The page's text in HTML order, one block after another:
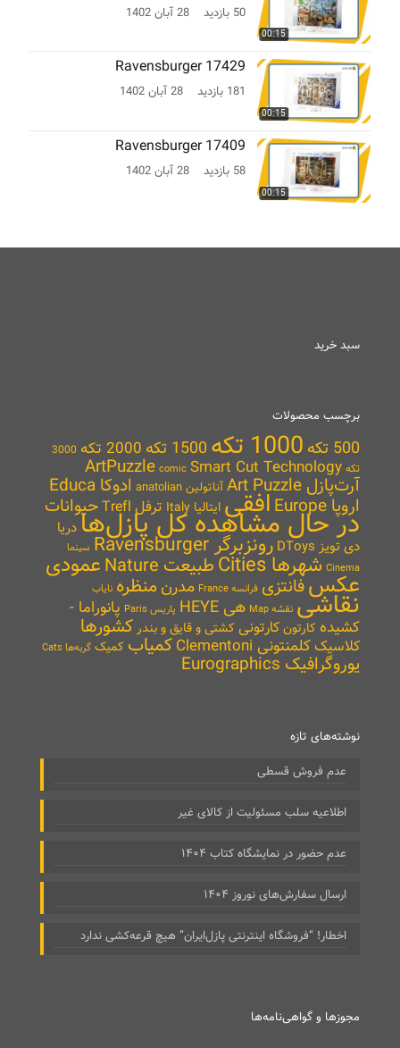
00:15
50 بازدید 28 آبان 1402
00:15
Ravensburger 17429
181 بازدید 28 آبان 1402
00:15
Ravensburger 17409
58 بازدید 28 آبان 1402
سبد خرید
برچسب محصولات
500 تکه 1000 تکه 1500 تکه 2000 تکه
3000
تکه
ArtPuzzle comic Smart Cut Technology
آرت‌پازل Art Puzzle آناتولین anatolian ادوکا Educa
اروپا Europe افقی ایتالیا Italy ترفل Trefl حیواناتدر حال مشاهده کل پازل‌هادریا
دی تویز DToys
رونزبرگر Ravensburger
سینما
Cinema شهرها Cities طبیعت Nature عمودی
عکسفانتزی فرانسه France مدرنمنظره نایاب نقاشی نقشه Map هی HEYE پاریس Paris
پانوراما -
کشیده کارتونکارتونی کشتی و قایق و بندر کشورها
کلاسیککلمنتونی Clementoni کمیاب کمیک گربه‌ها Cats
یوروگرافیک Eurographics
نوشته‌های تازه
عدم فروش قسطی
اطلاعیه سلب مسئولیت از کالای غیر
عدم حضور در نمایشگاه کتاب ۱۴۰۴
ارسال سفارش‌های نوروز ۱۴۰۴
اخطار! “فروشگاه اینترنتی پازل‌ایران” هیچ قرعه‌کشی ندارد
مجوزها و گواهی‌نامه‌ها